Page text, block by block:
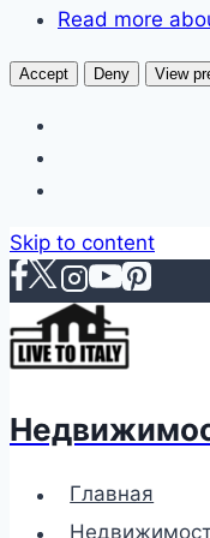
Read more
Accept Deny View
Skip to content
Главная